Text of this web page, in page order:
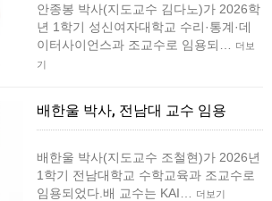
안종봉 박사(지도교수 김다노)가 2026학
년 1학기 성신여자대학교 수리·통계·데
이터사이언스과 조교수로 임용되…
더보
기
배한울 박사, 전남대 교수 임용
배한울 박사(지도교수 조철현)가 2026년
1학기 전남대학교 수학교육과 조교수로
임용되었다.배 교수는 KAI…
더보기